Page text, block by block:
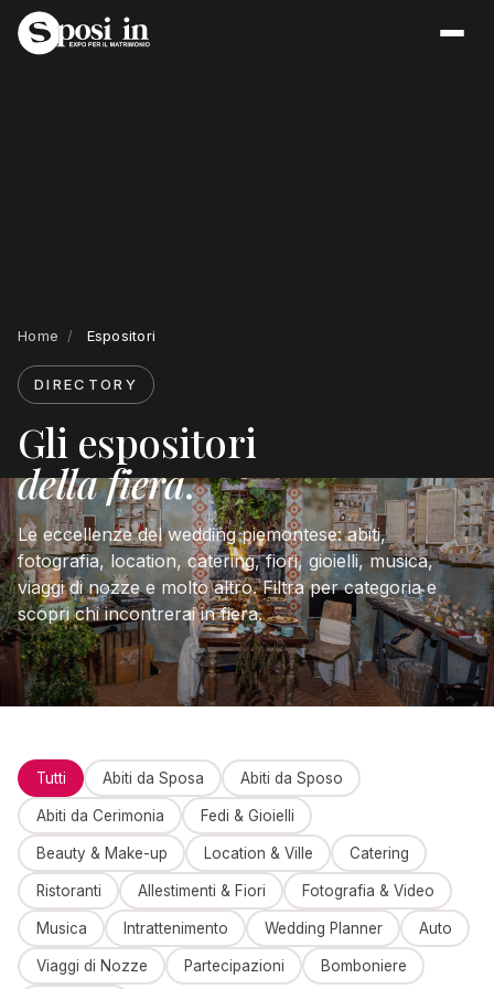
Home / Espositori
DIRECTORY
Gli espositori
della fiera.
Le eccellenze del wedding piemontese: abiti,
fotografia, location, catering, fiori, gioielli, musica,
viaggi di nozze e molto altro. Filtra per categoria e
scopri chi incontrerai in fiera.
Tutti Abiti da Sposa Abiti da Sposo
Abiti da Cerimonia Fedi & Gioielli
Beauty & Make-up Location & Ville Catering
Ristoranti Allestimenti & Fiori Fotografia & Video
Musica Intrattenimento Wedding Planner Auto
Viaggi di Nozze Partecipazioni Bomboniere